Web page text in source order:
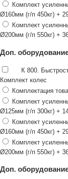
Комплект
Ø160мм (г/п 450кг) +
Комплект
Ø200мм (г/п 550кг) +
Доп.
К 800.
Комплект колес
Комплектация
Комплект
Ø125мм (г/п 300кг) +
Комплект
Ø160мм (г/п 450кг) +
Комплект
Ø200мм (г/п 550кг) +
Доп.